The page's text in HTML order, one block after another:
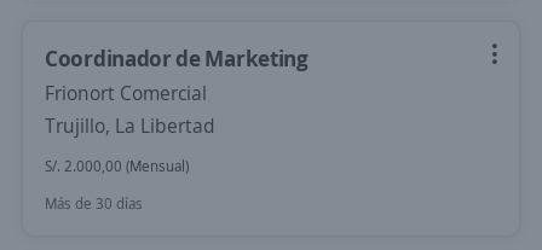
Coordinador de Marketing
Frionort Comercial
Trujillo, La Libertad
S/. 2.000,00 (Mensual)
Más de 30 días